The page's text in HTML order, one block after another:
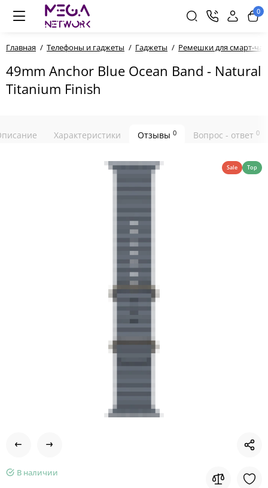
0
Главная Телефоны и гаджеты Гаджеты Ремешки для смарт-
49mm Anchor Blue Ocean Band - Natural
Titanium Finish
Характеристики Отзывы 0 Вопрос - ответ 0
Sale Top
В наличии